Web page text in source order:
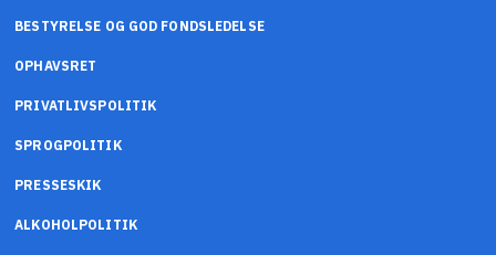
BESTYRELSE OG GOD FONDSLEDELSE
OPHAVSRET
PRIVATLIVSPOLITIK
SPROGPOLITIK
PRESSESKIK
ALKOHOLPOLITIK